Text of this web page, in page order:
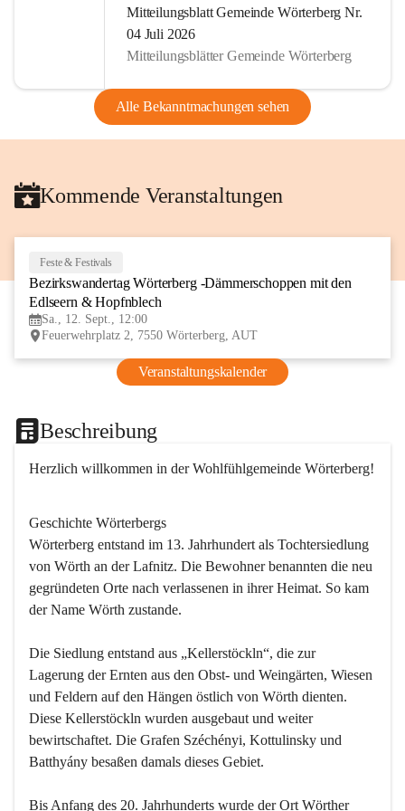
Mitteilungsblatt Gemeinde Wörterberg Nr.
04 Juli 2026
Mitteilungsblätter Gemeinde Wörterberg
Alle Bekanntmachungen sehen
Kommende Veranstaltungen
Feste & Festivals
Bezirkswandertag Wörterberg -Dämmerschoppen mit den
Edlseern & Hopfnblech
Sa., 12. Sept., 12:00
Feuerwehrplatz 2, 7550 Wörterberg, AUT
Veranstaltungskalender
Beschreibung
Herzlich willkommen in der Wohlfühlgemeinde Wörterberg!
Geschichte Wörterbergs
Wörterberg entstand im 13. Jahrhundert als Tochtersiedlung
von Wörth an der Lafnitz. Die Bewohner benannten die neu
gegründeten Orte nach verlassenen in ihrer Heimat. So kam
der Name Wörth zustande.
Die Siedlung entstand aus „Kellerstöckln“, die zur
Lagerung der Ernten aus den Obst- und Weingärten, Wiesen
und Feldern auf den Hängen östlich von Wörth dienten.
Diese Kellerstöckln wurden ausgebaut und weiter
bewirtschaftet. Die Grafen Széchényi, Kottulinsky und
Batthyány besaßen damals dieses Gebiet.
Bis Anfang des 20. Jahrhunderts wurde der Ort Wörther